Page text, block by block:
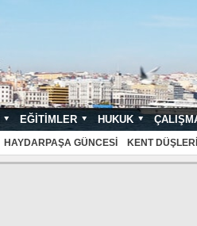
EĞITIMLER HUKUK
HAYDARPAŞA GÜNCESI KENT DÜŞLERI